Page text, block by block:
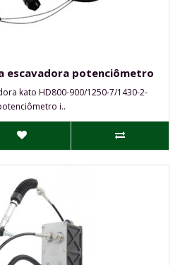
escavadora potenciômetro
kato HD800-900/1250-7/1430-2-
i..